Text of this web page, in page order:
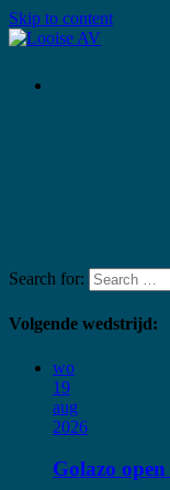
Skip to content
Search for:
Volgende wedstrijd:
wo
19
aug
2026
Golazo